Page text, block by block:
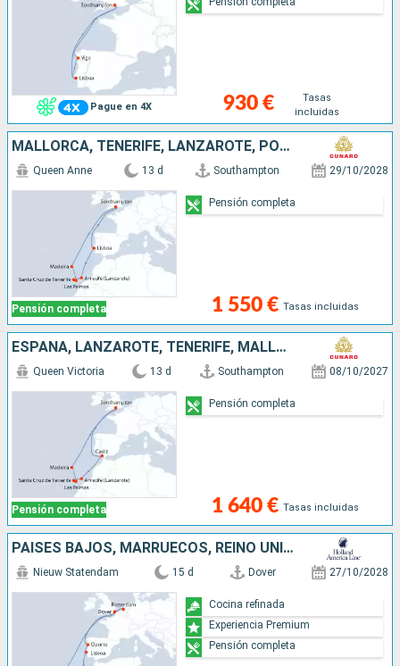
Pague en 4X 930 €
Tasas
incluidas
MALLORCA, TENERIFE, LANZAROTE, PORTUGAL, REINO UNIDO
Pensión completa
Queen Anne 13 d Southampton 29/10/2028
1 550 € Tasas incluidas
Pensión completa
ESPAÑA, LANZAROTE, TENERIFE, MALLORCA, PORTUGAL, REINO UNIDO
Pensión completa
Queen Victoria 13 d Southampton 08/10/2027
1 640 € Tasas incluidas
Pensión completa
PAISES BAJOS, MARRUECOS, REINO UNIDO, PORTUGAL, TENERIFE, LANZAROTE
Nieuw Statendam 15 d Dover 27/10/2028
Cocina refinada
Experiencia Premium
Pensión completa